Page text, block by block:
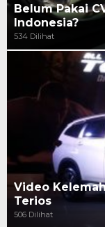
Belum Pakai
Indonesia?
534 Dilihat
Video
Terios
506 Dilihat